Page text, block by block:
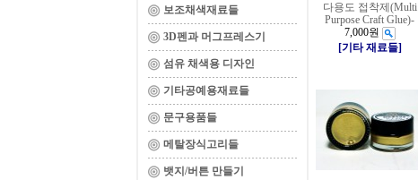
보조채색재료들
3D펜과 머그프레스기
섬유 채색용 디자인
기타공예용재료들
문구용품들
메탈장식고리들
뱃지/버튼 만들기
다용도 접착제(Multi
Purpose Craft Glue)-
7,000원
[기타 재료들]